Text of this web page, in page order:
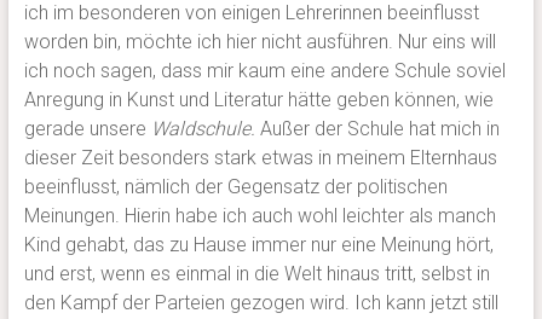
ich im besonderen von einigen Lehrerinnen beeinflusst
worden bin, möchte ich hier nicht ausführen. Nur eins will
ich noch sagen, dass mir kaum eine andere Schule soviel
Anregung in Kunst und Literatur hätte geben können, wie
gerade unsere Waldschule. Außer der Schule hat mich in
dieser Zeit besonders stark etwas in meinem Elternhaus
beeinflusst, nämlich der Gegensatz der politischen
Meinungen. Hierin habe ich auch wohl leichter als manch
Kind gehabt, das zu Hause immer nur eine Meinung hört,
und erst, wenn es einmal in die Welt hinaus tritt, selbst in
den Kampf der Parteien gezogen wird. Ich kann jetzt still